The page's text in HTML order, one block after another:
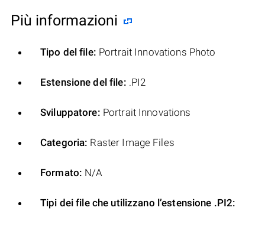
Più informazioni
Tipo del file: Portrait Innovations Photo
Estensione del file: .PI2
Sviluppatore: Portrait Innovations
Categoria: Raster Image Files
Formato: N/A
Tipi dei file che utilizzano l’estensione .PI2: